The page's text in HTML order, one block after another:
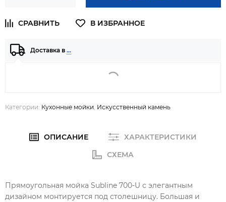
Доставка в …
Категории: Кухонные мойки, Искусственный камень
ОПИСАНИЕ
ХАРАКТЕРИСТИКИ
СХЕМА
Прямоугольная мойка Subline 700-U с элегантным
дизайном монтируется под столешницу. Большая и